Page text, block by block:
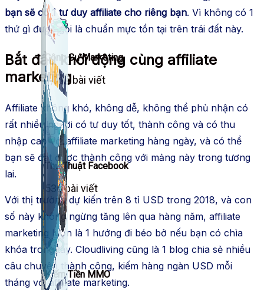
Công Cụ Marketing
1,066 bài viết
Thủ Thuật Facebook
536 bài viết
Kiếm Tiền MMO
bạn sẽ có 1 tư duy affiliate cho riêng bạn. Vì không có 1
thứ gì được gọi là chuẩn mực tồn tại trên trái đất này.
Bắt đầu khởi động cùng affiliate
marketing
Affiliate không khó, không dễ, không thể phủ nhận có
rất nhiều người có tư duy tốt, thành công và có thu
nhập cao với affiliate marketing hàng ngày, và có thể
bạn sẽ đạt được thành công với mảng này trong tương
lai.
Với thị trường dự kiến trên 8 tỉ USD trong 2018, và con
số này không ngừng tăng lên qua hàng năm, affiliate
marketing luôn là 1 hướng đi béo bở nếu bạn có chìa
khóa trong tay. Cloudliving cũng là 1 blog chia sẻ nhiều
câu chuyện thành công, kiếm hàng ngàn USD mỗi
tháng với affiliate marketing.